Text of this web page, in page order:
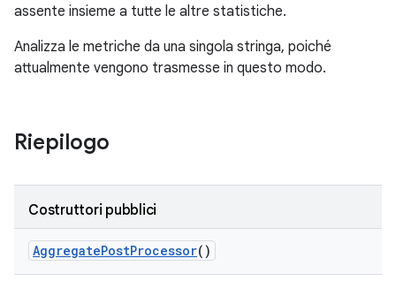
assente insieme a tutte le altre statistiche.
Analizza le metriche da una singola stringa, poiché
attualmente vengono trasmesse in questo modo.
Riepilogo
Costruttori pubblici
AggregatePostProcessor()